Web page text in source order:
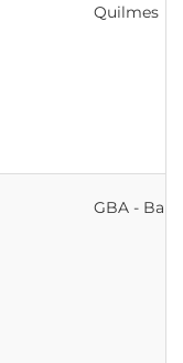
Quilmes
GBA -